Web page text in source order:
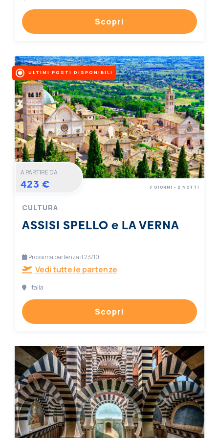
Scopri
ULTIMI POSTI DISPONIBILI
A PARTIRE DA
423 €
CULTURA
ASSISI SPELLO e LA VERNA
3 GIORNI - 2 NOTTI
Prossima partenza il 23/10
Vedi tutte le partenze
Italia
Scopri